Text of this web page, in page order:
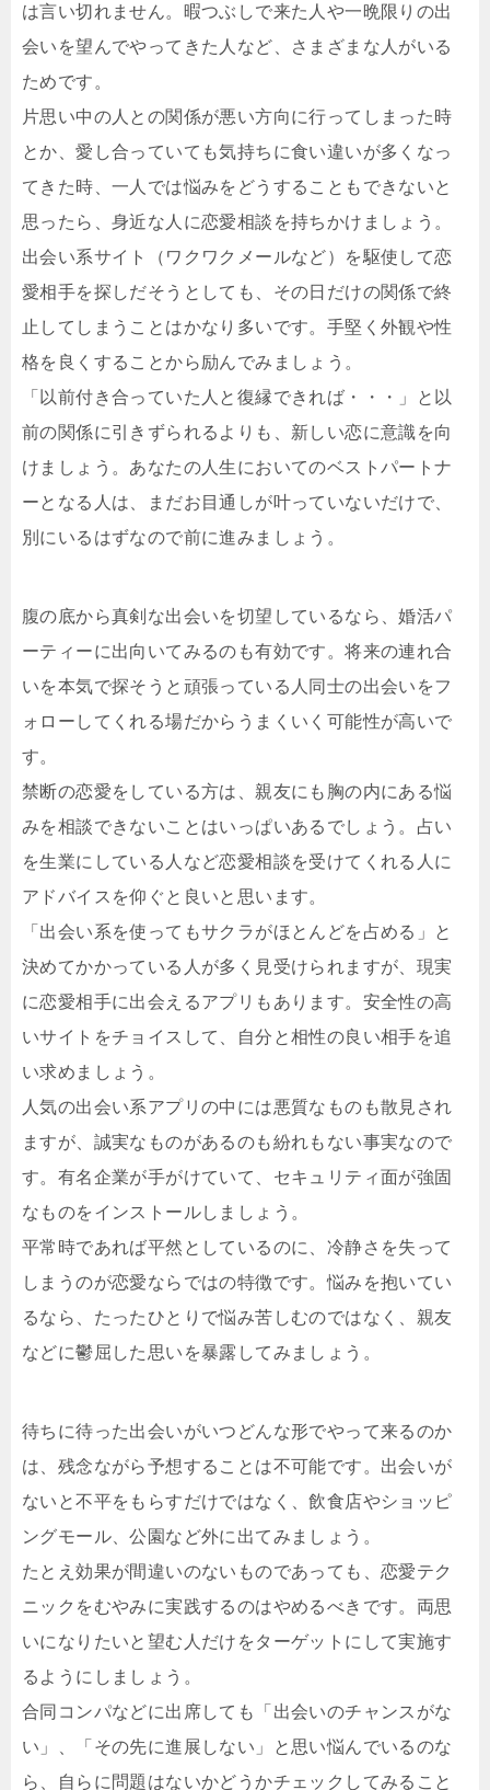
は言い切れません。暇つぶしで来た人や一晩限りの出
会いを望んでやってきた人など、さまざまな人がいる
ためです。
片思い中の人との関係が悪い方向に行ってしまった時
とか、愛し合っていても気持ちに食い違いが多くなっ
てきた時、一人では悩みをどうすることもできないと
思ったら、身近な人に恋愛相談を持ちかけましょう。
出会い系サイト（ワクワクメールなど）を駆使して恋
愛相手を探しだそうとしても、その日だけの関係で終
止してしまうことはかなり多いです。手堅く外観や性
格を良くすることから励んでみましょう。
「以前付き合っていた人と復縁できれば・・・」と以
前の関係に引きずられるよりも、新しい恋に意識を向
けましょう。あなたの人生においてのベストパートナ
ーとなる人は、まだお目通しが叶っていないだけで、
別にいるはずなので前に進みましょう。
腹の底から真剣な出会いを切望しているなら、婚活パ
ーティーに出向いてみるのも有効です。将来の連れ合
いを本気で探そうと頑張っている人同士の出会いをフ
ォローしてくれる場だからうまくいく可能性が高いで
す。
禁断の恋愛をしている方は、親友にも胸の内にある悩
みを相談できないことはいっぱいあるでしょう。占い
を生業にしている人など恋愛相談を受けてくれる人に
アドバイスを仰ぐと良いと思います。
「出会い系を使ってもサクラがほとんどを占める」と
決めてかかっている人が多く見受けられますが、現実
に恋愛相手に出会えるアプリもあります。安全性の高
いサイトをチョイスして、自分と相性の良い相手を追
い求めましょう。
人気の出会い系アプリの中には悪質なものも散見され
ますが、誠実なものがあるのも紛れもない事実なので
す。有名企業が手がけていて、セキュリティ面が強固
なものをインストールしましょう。
平常時であれば平然としているのに、冷静さを失って
しまうのが恋愛ならではの特徴です。悩みを抱いてい
るなら、たったひとりで悩み苦しむのではなく、親友
などに鬱屈した思いを暴露してみましょう。
待ちに待った出会いがいつどんな形でやって来るのか
は、残念ながら予想することは不可能です。出会いが
ないと不平をもらすだけではなく、飲食店やショッピ
ングモール、公園など外に出てみましょう。
たとえ効果が間違いのないものであっても、恋愛テク
ニックをむやみに実践するのはやめるべきです。両思
いになりたいと望む人だけをターゲットにして実施す
るようにしましょう。
合同コンパなどに出席しても「出会いのチャンスがな
い」、「その先に進展しない」と思い悩んでいるのな
ら、自らに問題はないかどうかチェックしてみること